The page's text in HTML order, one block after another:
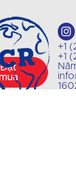
Đặt
+1
+1